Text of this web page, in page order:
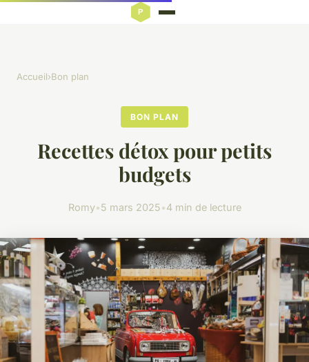
Accueil›Bon plan
BON PLAN
Recettes détox pour petits
budgets
Romy•5 mars 2025•4 min de lecture